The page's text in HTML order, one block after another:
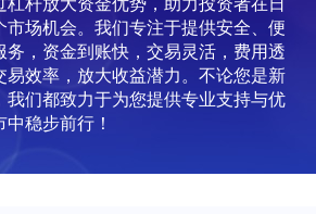
市场机会。我们专注于提供安全、便
，资金到账快，交易灵活，费用透
易效率，放大收益潜力。不论您是新
们都致力于为您提供专业支持与优
稳步前行！